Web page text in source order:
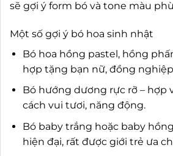
sẽ gợi ý form bó và tone màu
Một số gợi ý bó hoa sinh nhật
Bó hoa hồng pastel, hồng
hợp tặng bạn nữ, đồng
Bó hướng dương rực rỡ – hợp
cách vui tươi, năng động.
Bó baby trắng hoặc baby
hiện đại, rất được giới trẻ ưa